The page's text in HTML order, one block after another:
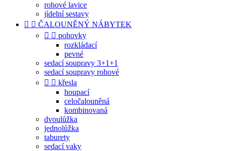
rohové lavice
jídelní sestavy
  ČALOUNĚNÝ NÁBYTEK
  pohovky
rozkládací
pevné
sedací soupravy 3+1+1
sedací soupravy rohové
  křesla
houpací
celočalouněná
kombinovaná
dvoulůžka
jednolůžka
taburety
sedací vaky